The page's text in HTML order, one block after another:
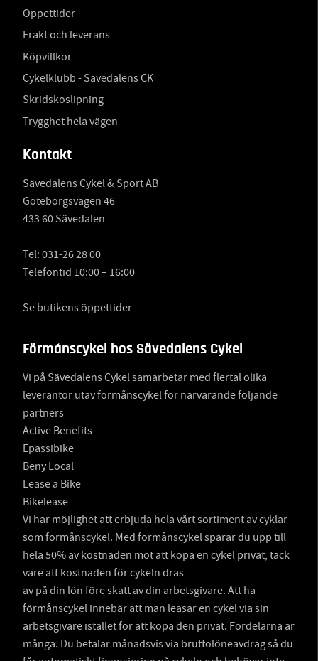
Öppettider
Frakt och leverans
Köpvillkor
Cykelklubb - Sävedalens CK
Skridskoslipning
Trygghet hela vägen
Kontakt
Sävedalens Cykel & Sport AB
Göteborgsvägen 46
433 60 Sävedalen
Tel: 031-26 28 00
Telefontid 10:00 – 16:00
Se butikens öppettider
Förmånscykel hos Sävedalens Cykel
Vi på Sävedalens Cykel samarbetar med flertal olika
leverantör utav förmånscykel för närvarande följande
partners
Active Benefits
Epassibike
Beny Local
Lease a Bike
Bikelease
Vi har möjlighet att erbjuda hela vårt sortiment av cyklar
som förmånscykel. Med förmånscykel sparar du upp till
hela 50% av kostnaden mot att köpa en cykel privat, tack
vare att kostnaden för cykeln dras
av på din lön före skatt av din arbetsgivare. Att ha
förmånscykel innebär att man leasar en cykel via sin
arbetsgivare istället för att köpa den privat. Fördelarna är
många. Du betalar månadsvis via bruttolöneavdrag så du